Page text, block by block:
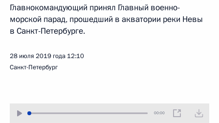
Главнокомандующий принял Главный военно-
морской парад, прошедший в акватории реки Невы
в Санкт-Петербурге.
28 июля 2019 года 12:10
Санкт-Петербург
00:00